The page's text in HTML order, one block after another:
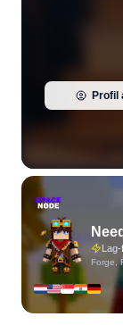
Profil
Forge,